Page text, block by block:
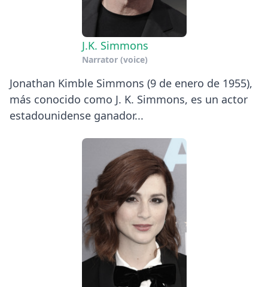
J.K. Simmons
Narrator (voice)
Jonathan Kimble Simmons (9 de enero de 1955),
más conocido como J. K. Simmons, es un actor
estadounidense ganador...